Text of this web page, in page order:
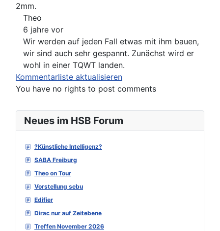
Neues im HSB Forum
?Künstliche Intelligenz?
SABA Freiburg
Theo on Tour
Vorstellung sebu
Edifier
Dirac nur auf Zeitebene
Treffen November 2026
2mm.
Theo
6 jahre vor
Wir werden auf jeden Fall etwas mit ihm bauen,
wir sind auch sehr gespannt. Zunächst wird er
wohl in einer TQWT landen.
Kommentarliste aktualisieren
You have no rights to post comments